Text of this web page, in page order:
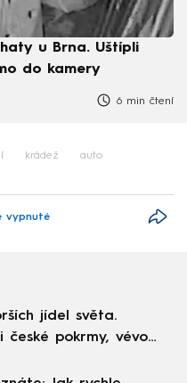
u Brna. Uštípli
do kamery
6 min čtení
krádež auto
vypnuté
jídel světa.
pokrmy, vévodí